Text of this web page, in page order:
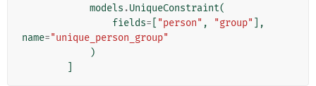
models .UniqueConstraint(
fields= "person" , "group"
],
name="unique_person_group"
)